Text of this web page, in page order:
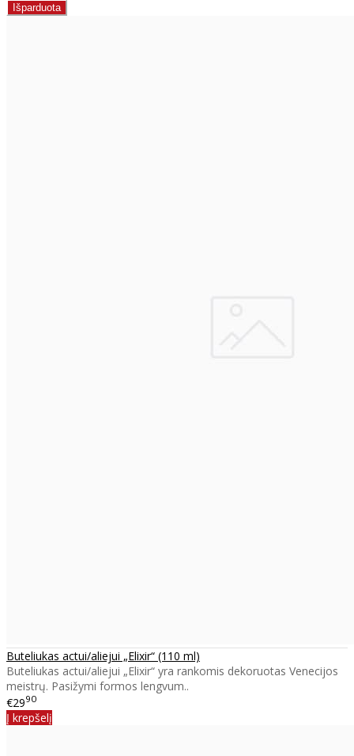
Buteliukas actui/aliejui „Elixir“ (110 ml)
Buteliukas actui/aliejui „Elixir“ yra rankomis dekoruotas Venecijos
meistrų. Pasižymi formos lengvum..
€2990
Į krepšelį